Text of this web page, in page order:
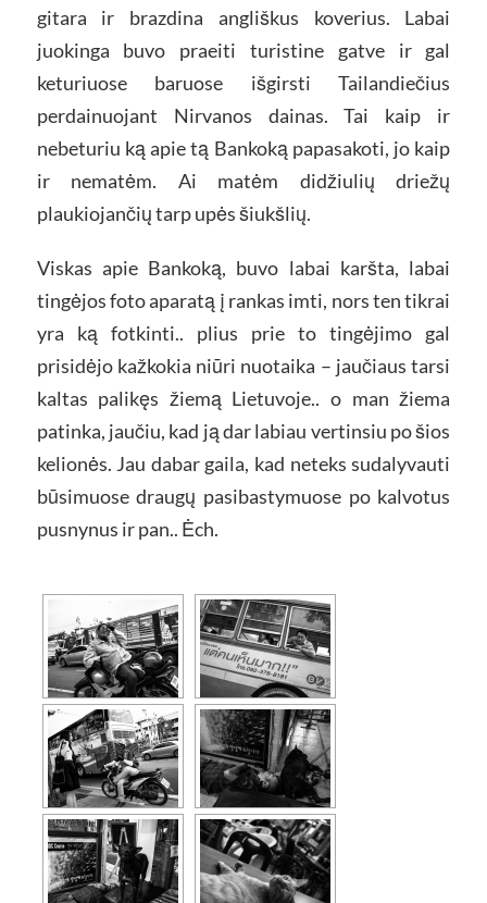
gitara ir brazdina angliškus koverius. Labai
juokinga buvo praeiti turistine gatve ir gal
keturiuose baruose išgirsti Tailandiečius
perdainuojant Nirvanos dainas. Tai kaip ir
nebeturiu ką apie tą Bankoką papasakoti, jo kaip
ir nematėm. Ai matėm didžiulių driežų
plaukiojančių tarp upės šiukšlių.
Viskas apie Bankoką, buvo labai karšta, labai
tingėjos foto aparatą į rankas imti, nors ten tikrai
yra ką fotkinti.. plius prie to tingėjimo gal
prisidėjo kažkokia niūri nuotaika – jaučiaus tarsi
kaltas palikęs žiemą Lietuvoje.. o man žiema
patinka, jaučiu, kad ją dar labiau vertinsiu po šios
kelionės. Jau dabar gaila, kad neteks sudalyvauti
būsimuose draugų pasibastymuose po kalvotus
pusnynus ir pan.. Ėch.